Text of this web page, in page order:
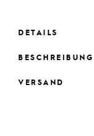
DETAILS
BESCHREIBUNG
VERSAND